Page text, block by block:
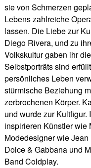
sie von Schmerzen
Lebens zahlreiche
lassen. Die Liebe zur
Diego Rivera, und zu
Volkskultur gaben ihr
Selbstporträts sind
persönliches Leben
stürmische Beziehung
zerbrochenen Körper.
und wurde zur
inspirieren Künstler wie
Modedesigner wie
Dolce & Gabbana und
Band Coldplay.